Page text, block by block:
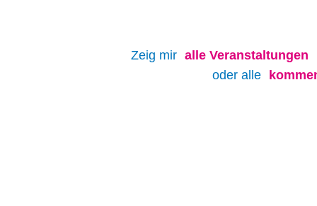
Zeig mir alle Veranstaltungen
oder alle